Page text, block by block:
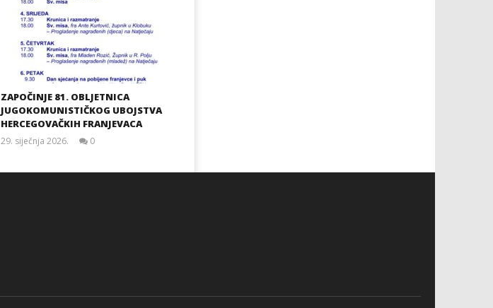
ZAPOČINJE 81. OBLJETNICA
JUGOKOMUNISTIČKOG UBOJSTVA
HERCEGOVAČKIH FRANJEVACA
29. siječnja 2026.
0